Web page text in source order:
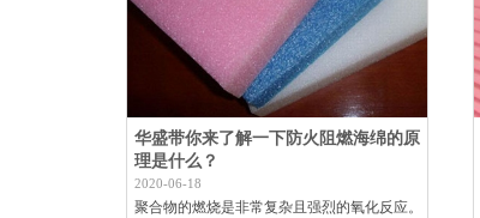
华盛带你来了解一下防火阻燃海绵的原
理是什么？
2020-06-18
聚合物的燃烧是非常复杂且强烈的氧化反应。